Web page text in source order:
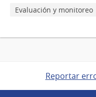
Evaluación y monitoreo
Reportar